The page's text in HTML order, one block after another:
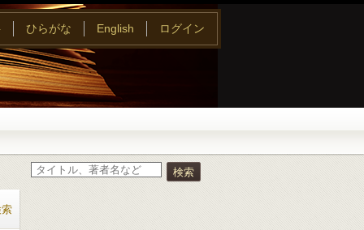
ひらがな English ログイン